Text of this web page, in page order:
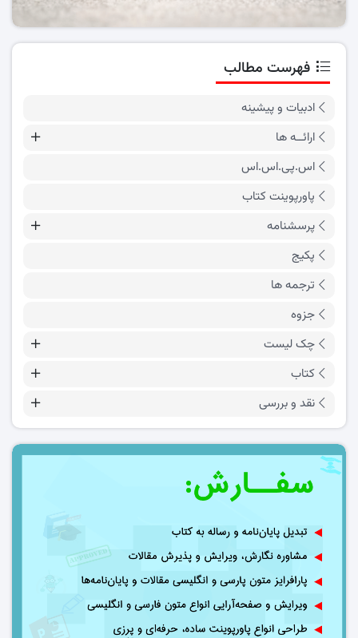
فهرست مطالب
ادبیات و پیشینه
ارائــه ها
اس.پی.اس.اس
پاورپوینت کتاب
پرسشنامه
پکیج
ترجمه ها
جزوه
چک لیست
کتاب
نقد و بررسی